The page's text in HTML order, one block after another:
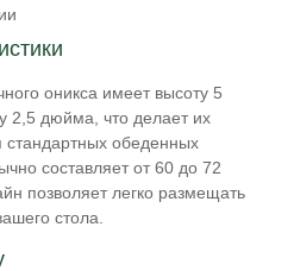
оникса имеет высоту 5
2,5 дюйма, что делает их
обеденных
составляет от 60 до 72
позволяет легко размещать
стола.